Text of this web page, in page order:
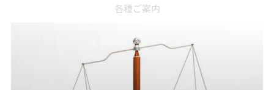
各種ご案内